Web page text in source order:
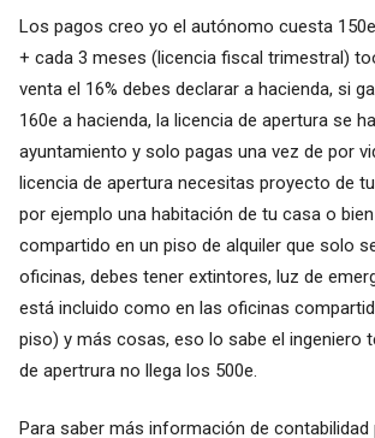
Los pagos creo yo el autónomo cuesta
+ cada 3 meses (licencia fiscal trimestral)
venta el 16% debes declarar a hacienda, si
160e a hacienda, la licencia de apertura se
ayuntamiento y solo pagas una vez de por
licencia de apertura necesitas proyecto de
por ejemplo una habitación de tu casa o
compartido en un piso de alquiler que solo
oficinas, debes tener extintores, luz de
está incluido como en las oficinas
piso) y más cosas, eso lo sabe el ingeniero
de apertrura no llega los 500e.
Para saber más información de